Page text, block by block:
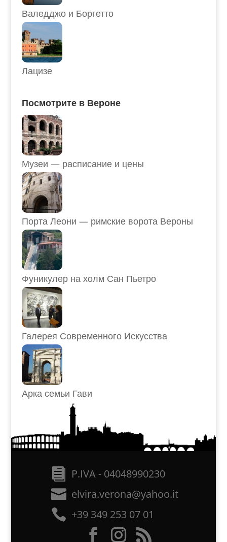
Валедджо и Боргетто
Лацизе
Посмотрите в Вероне
Музеи — расписание и цены
Порта Леони — римские ворота Вероны
Фуникулер на холм Сан Пьетро
Галерея Современного Искусства
Арка семьи Гави
P.IVA - 04048990230
elvira.verona@yahoo.it
+39 349 253 07 01